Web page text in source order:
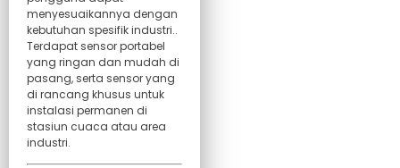
menyesuaikannya dengan
kebutuhan spesifik industri..
Terdapat sensor portabel
yang ringan dan mudah di
pasang, serta sensor yang
di rancang khusus untuk
instalasi permanen di
stasiun cuaca atau area
industri.